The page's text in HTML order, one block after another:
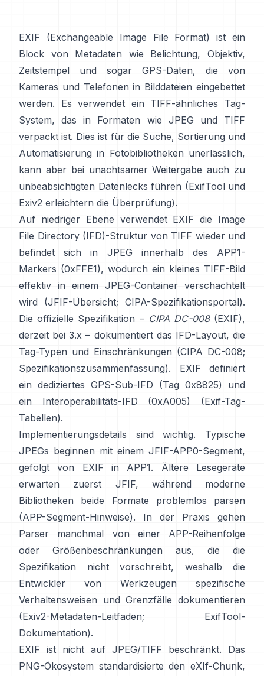
EXIF (Exchangeable Image File Format) ist ein
Block von Metadaten wie Belichtung, Objektiv,
Zeitstempel und sogar GPS-Daten, die von
Kameras und Telefonen in Bilddateien eingebettet
werden. Es verwendet ein TIFF-ähnliches Tag-
System, das in Formaten wie JPEG und TIFF
verpackt ist. Dies ist für die Suche, Sortierung und
Automatisierung in Fotobibliotheken unerlässlich,
kann aber bei unachtsamer Weitergabe auch zu
unbeabsichtigten Datenlecks führen (ExifToolund
Exiv2 erleichtern die Überprüfung).
Auf niedriger Ebene verwendet EXIF die Image
File Directory (IFD)-Struktur von TIFF wieder und
befindet sich in JPEG innerhalb des APP1-
Markers (0xFFE1), wodurch ein kleines TIFF-Bild
effektiv in einem JPEG-Container verschachtelt
wird (JFIF-Übersicht; CIPA-Spezifikationsportal).
Die offizielle Spezifikation – CIPA DC-008(EXIF),
derzeit bei 3.x – dokumentiert das IFD-Layout, die
Tag-Typen und Einschränkungen (CIPA DC-008;
Spezifikationszusammenfassung). EXIF definiert
ein dediziertes GPS-Sub-IFD (Tag 0x8825) und
ein Interoperabilitäts-IFD (0xA005) (Exif-Tag-
Tabellen).
Implementierungsdetails sind wichtig. Typische
JPEGs beginnen mit einem JFIF-APP0-Segment,
gefolgt von EXIF in APP1. Ältere Lesegeräte
erwarten zuerst JFIF, während moderne
Bibliotheken beide Formate problemlos parsen
(APP-Segment-Hinweise). In der Praxis gehen
Parser manchmal von einer APP-Reihenfolge
oder Größenbeschränkungen aus, die die
Spezifikation nicht vorschreibt, weshalb die
Entwickler von Werkzeugen spezifische
Verhaltensweisen und Grenzfälle dokumentieren
(Exiv2-Metadaten-Leitfaden; ExifTool-
Dokumentation).
EXIF ist nicht auf JPEG/TIFF beschränkt. Das
PNG-Ökosystem standardisierte den eXIf-Chunk,